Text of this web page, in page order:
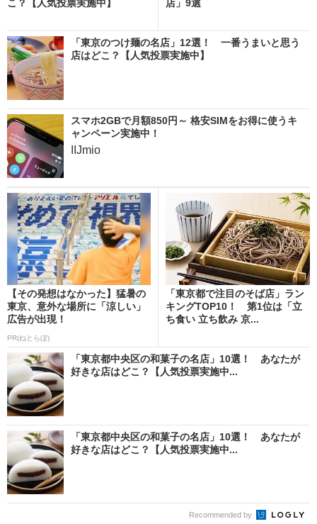
こ？【人気投票実施中】
店」9選
「東京のつけ麺の名店」12選！ 一番うまいと思う
店はどこ？【人気投票実施中】
スマホ2GBで月額850円～ 格安SIMをお得に使うキ
ャンペーン実施中！
IIJmio
【その発想はなかった】猛暑の
東京、意外な場所に「涼しい」
広告が出現！
PR(ねとらぼ)
「東京都で注目のそば店」ラン
キングTOP10！ 第1位は「立
ち食い 立ち飲み 京...
「東京都中央区の和菓子の名店」10選！ あなたが
好きな店はどこ？【人気投票実施中...
「東京都中央区の和菓子の名店」10選！ あなたが
好きな店はどこ？【人気投票実施中...
Recommended by